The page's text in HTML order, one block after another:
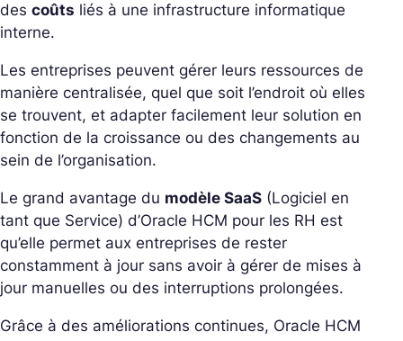
des coûts liés à une infrastructure informatique
interne.
Les entreprises peuvent gérer leurs ressources de
manière centralisée, quel que soit l’endroit où elles
se trouvent, et adapter facilement leur solution en
fonction de la croissance ou des changements au
sein de l’organisation.
Le grand avantage du modèle SaaS (Logiciel en
tant que Service) d’Oracle HCM pour les RH est
qu’elle permet aux entreprises de rester
constamment à jour sans avoir à gérer de mises à
jour manuelles ou des interruptions prolongées.
Grâce à des améliorations continues, Oracle HCM